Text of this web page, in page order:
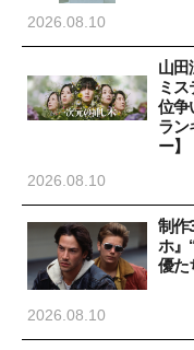
2026.08.10
山田
ミ
位争
ラン
ー】
2026.08.10
制作
ホ』
優た
2026.08.10